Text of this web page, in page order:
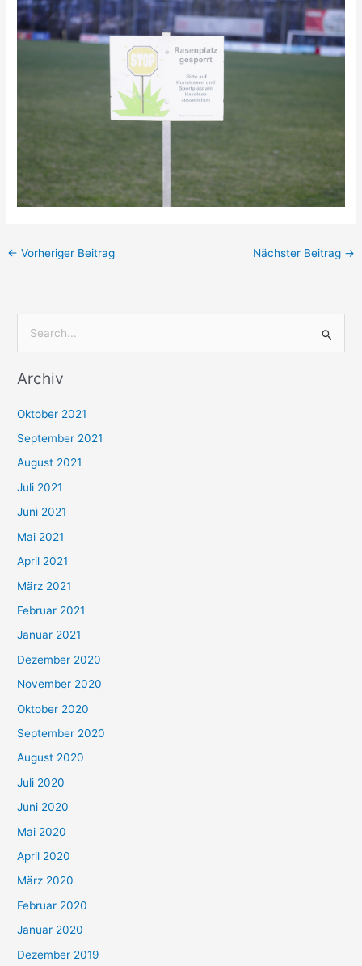
← Vorheriger Beitrag Nächster Beitrag →
c
n
n
a
c
h
:
Archiv
Oktober 2021
September 2021
August 2021
Juli 2021
Juni 2021
Mai 2021
April 2021
März 2021
Februar 2021
Januar 2021
Dezember 2020
November 2020
Oktober 2020
September 2020
August 2020
Juli 2020
Juni 2020
Mai 2020
April 2020
März 2020
Februar 2020
Januar 2020
Dezember 2019